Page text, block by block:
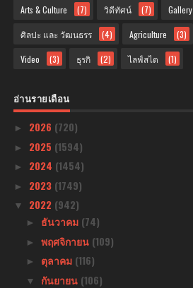
Arts & Culture (7) วิดีทัศน์ (7) Gallery
ศิลปะ และ วัฒนธรร (4) Agriculture (3)
Video (3) ธุรกิ (2) ไลฟ์สไต (1)
อ่านรายเดือน
► 2026 (720)
► 2025 (1594)
► 2024 (1454)
► 2023 (1749)
▼ 2022 (942)
► ธันวาคม (74)
► พฤศจิกายน (109)
► ตุลาคม (116)
▼ กันยายน (106)